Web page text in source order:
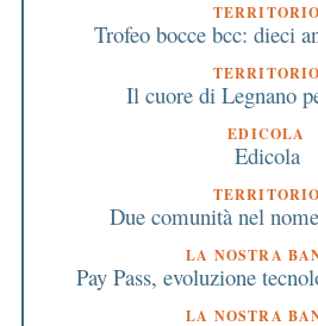
TERRITORIO
Trofeo bocce bcc: dieci
TERRITORIO
Il cuore di Legnano
EDICOLA
Edicola
TERRITORIO
Due comunità nel
LA NOSTRA
Pay Pass, evoluzione
LA NOSTRA